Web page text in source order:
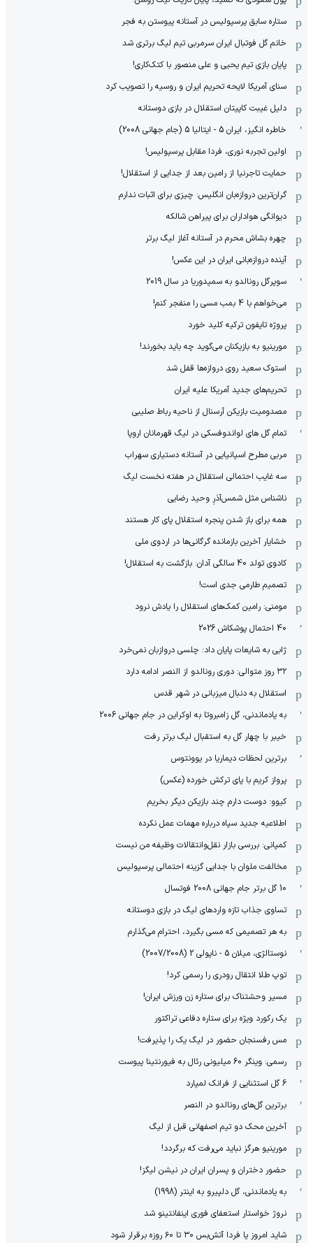
ستاره سابق پرسپولیس در آستانه پیوستن به فجر
خانم گل فوتبال ایران سرمربی تیم لیگ برتری شد
پایان بازی تیم یحیی و علی منصور با کتک‌کاری!
سنای آمریکا لایحه تحریم ایران و روسیه را تصویب کرد
دلیل غیبت کاپیتان استقلال در بازی دوستانه
خاطره انگیز، ایران 5 - ایتالیا 5 (جام جهانی 2008)
اولین تجربه نوری، فردا مقابل پرسپولیس!
حمایت تاجرنیا از رامین بعد از جدایی از استقلال!
گران‌ترین دروازه‌بان انگلیس: چیزی برای اثبات ندارم
دیوانگی هواداران برای پیراهن شالکه
چهره بشاش محرم در آستانه آغاز لیگ برتر
آینده دروازه‌بانی ایران در این عکس!
سوپرگل رونالدو به سمپدوریا در سال 2019
می‌خواهم با 4 بمب مسی را منفجر کنم!
پروژه تایفون ترکیه کلید خورد
مورینیو به بازیکنان می‌گوید چه باید بخورند!
استوک سعید روی دروازه‌ها قفل شد
تحریم‌های جدید آمریکا علیه ایران
مصدومیت بازیکن آرسنال از ناحیه رباط صلیبی
تمام گل های لواندوفسکی در لیگ قهرمانان اروپا
مربی مطرح اسپانیایی در آستانه دستیاری سهراب
سه غایب احتمالی استقلال در هفته نخست لیگ
ناشناس مثل شمس‌آذرِ وحید رضایی
همه برای باز شدن پنجره استقلال پای کار هستند
خشایار آخرین بازمانده گرگانی‌ها در اردوی ملی
کادوی تولد 40 سالگی آدان: بازگشت به استقلال!
تصمیم طارمی جدی است!
مومنی: رامین کمک‌های استقلال را یادش نرود
40 احتمال پوشکاش 2026
ژابی به شایعات پایان داد: چلسی دروازبان نمی‌خرد
۳۲ روز متوالی: دوری رونالدو از النصر ادامه دارد
استقلال به دنبال میزبانی در شهر قدس
به یادماندنی، گل زامبروتا به اوکراین در جام جهانی 2006
خیبر با چهار گل به استقبال لیگ برتر رفت
برترین لحظات دیماریا در یوونتوس
پرواز کریم با پای ترکش خورده (عکس)
کیوو: دوست دارم چند بازیکن دیگر بخریم
اطلاعیه جدید سپاه درباره مهمات عمل نکرده
کمپانی: بررسی بازار نقل‌وانتقالات وظیفه من نیست
مخالفت ملوان با جدایی گزینه احتمالی پرسپولیس
10 گل برتر جام جهانی 2008 فوتسال
تساوی جذاب تازه واردهای لیگ در بازی دوستانه
به هر تصمیمی که مسی بگیرد، احترام می‌گذارم
نوستالژی، میلان 5 - ناپولی 2 (2007/2008)
توپ طلا انتقال رودری را رسمی کرد!
مسیر وحشتناک برای ستاره زن ورزش ایران!
یک رکورد ویژه برای ستاره دفاعی تراکتور
مس رفسنجان حضور در لیگ یک را پذیرفت!
رسمی: وینگر 60 میلیونی رئال به فیورنتینا پیوست
6 گل استثنایی از فرانک لمپارد
برترین گل‌های رونالدو در النصر
آخرین محک دو تیم اصفهانی قبل از لیگ
مورینیو هرگز نباید می‌رفت که برگردد!
حضور دختران و پسران ایران در نیشن لیگز!
به یادماندنی، گل دلپیرو به اینتر (1998)
نروژ خواستار استعفای فوری اینفانتینو شد
شاید امروز یا فردا آتش‌بس ۳۰ تا ۶۰ روزه برقرار شود